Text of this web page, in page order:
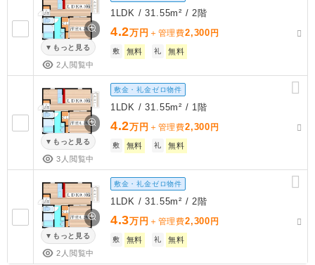
もっと見る
2人閲覧中
1LDK / 31.55m² / 2階
4.2万円 ＋管理費2,300 円
敷 無料 礼 無料
もっと見る
3人閲覧中
敷金・礼金ゼロ物件
1LDK / 31.55m² / 1階
4.2万円 ＋管理費2,300 円
敷 無料 礼 無料
もっと見る
2人閲覧中
敷金・礼金ゼロ物件
1LDK / 31.55m² / 2階
4.3万円 ＋管理費2,300 円
敷 無料 礼 無料